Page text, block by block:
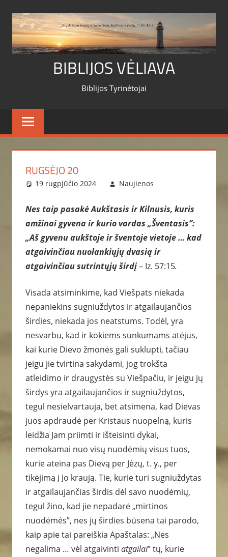
content
BIBLIJOS VĖLIAVA
Biblijos Tyrinėtojai
RUGSĖJO 20
19 rugpjūčio 2024 Naujienos
Nes taip pasakė Aukštasis ir Kilnusis, kuris
amžinai gyvena ir kurio vardas „Šventasis”:
„Aš gyvenu aukštoje ir šventoje vietoje … kad
atgaivinčiau nuolankiųjų dvasią ir
atgaivinčiau sutrintųjų širdį– Iz. 57:15.
Visada atsiminkime, kad Viešpats niekada
nepaniekins sugniuždytos ir atgailaujančios
širdies, niekada jos neatstums. Todėl, yra
nesvarbu, kad ir kokiems sunkumams atėjus,
kai kurie Dievo žmonės gali suklupti, tačiau
jeigu jie tvirtina sakydami, jog trokšta
atleidimo ir draugystės su Viešpačiu, ir jeigu jų
širdys yra atgailaujančios ir sugniuždytos,
tegul nesielvartauja, bet atsimena, kad Dievas
juos apdraudė per Kristaus nuopelną, kuris
leidžia Jam priimti ir išteisinti dykai,
nemokamai nuo visų nuodėmių visus tuos,
kurie ateina pas Dievą per Jėzų, t. y., per
tikėjimą į Jo kraują. Tie, kurie turi sugniuždytas
ir atgailaujančias širdis dėl savo nuodėmių,
tegul žino, kad jie nepadarė „mirtinos
nuodėmės”, nes jų širdies būsena tai parodo,
kaip apie tai pareiškia Apaštalas: „Nes
negalima … vėl atgaivinti atgailai” tų, kurie